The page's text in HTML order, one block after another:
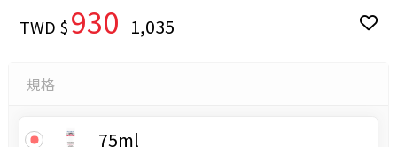
TWD $930 1,035
規格
75ml